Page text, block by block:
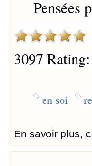
Pensées
3097 Rating:
en soi
En savoir plus,